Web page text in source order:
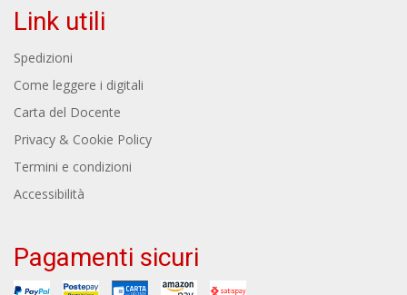
Link utili
Spedizioni
Come leggere i digitali
Carta del Docente
Privacy & Cookie Policy
Termini e condizioni
Accessibilità
Pagamenti sicuri